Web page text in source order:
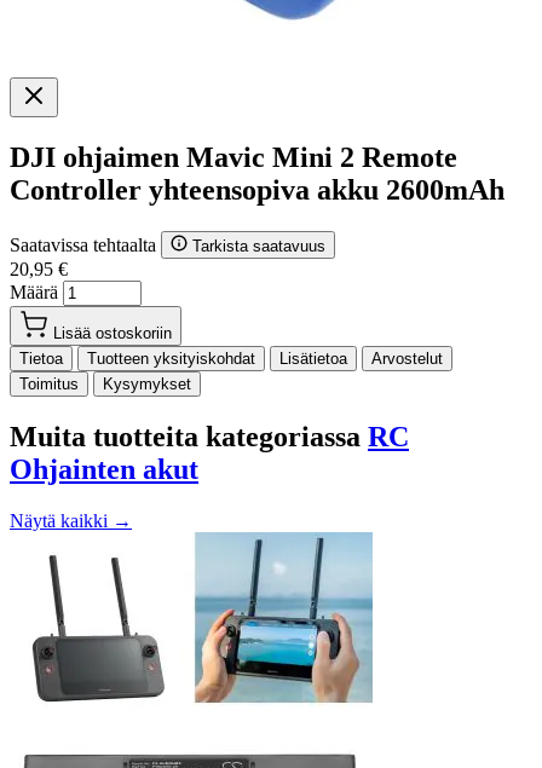
DJI ohjaimen Mavic Mini 2 Remote
Controller yhteensopiva akku 2600mAh
Saatavissa tehtaalta Tarkista saatavuus
20,95 €
Määrä
Lisää ostoskoriin
Tietoa
Tuotteen yksityiskohdat Lisätietoa
Arvostelut
Toimitus
Kysymykset
Muita tuotteita kategoriassa RC
Ohjainten akut
Näytä kaikki →